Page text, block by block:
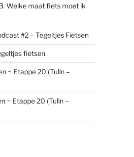
Welke maat fiets moet ik
#2 – Tegeltjes Fietsen
fietsen
~ Etappe 20 (Tulln –
~ Etappe 20 (Tulln –